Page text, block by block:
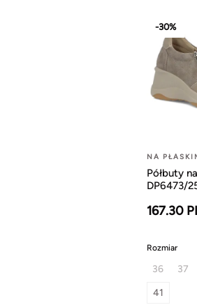
-30%
NA
Półbuty
DP6473/
167.30
Rozmiar
36 37
41